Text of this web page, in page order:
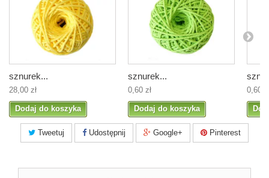
sznurek...
28,00 zł
Dodaj do koszyka
sznurek...
0,60 zł
Dodaj do koszyka
0,60
Tweetuj Udostępnij Google+ Pinterest